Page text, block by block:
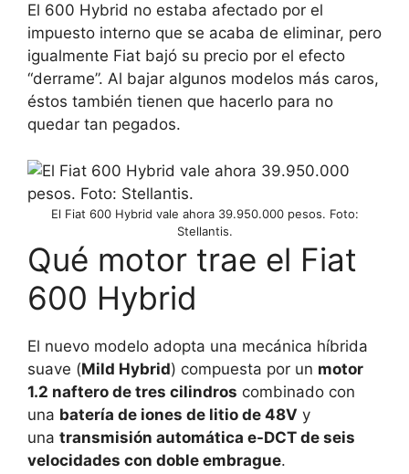
El 600 Hybrid no estaba afectado por el
impuesto interno que se acaba de eliminar, pero
igualmente Fiat bajó su precio por el efecto
“derrame”. Al bajar algunos modelos más caros,
éstos también tienen que hacerlo para no
quedar tan pegados.
El Fiat 600 Hybrid vale ahora 39.950.000 pesos. Foto:
Stellantis.
Qué motor trae el Fiat
600 Hybrid
El nuevo modelo adopta una mecánica híbrida
suave (Mild Hybrid) compuesta por un motor
1.2 naftero de tres cilindros combinado con
una batería de iones de litio de 48V y
una transmisión automática e-DCT de seis
velocidades con doble embrague.